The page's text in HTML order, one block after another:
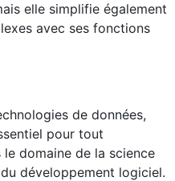
elle simplifie également
avec ses fonctions
de données,
pour tout
domaine de la science
développement logiciel.